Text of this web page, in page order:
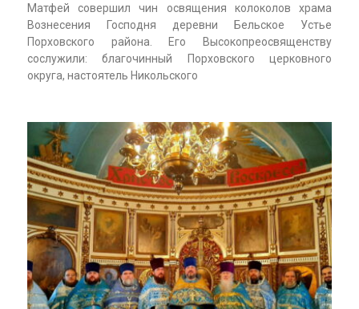
Матфей совершил чин освящения колоколов храма
Вознесения Господня деревни Бельское Устье
Порховского района. Его Высокопреосвященству
сослужили: благочинный Порховского церковного
округа, настоятель Никольского